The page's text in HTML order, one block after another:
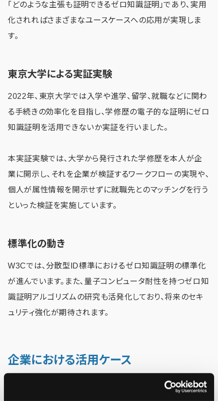
「どのような主張も証明できるゼロ知識証明」であり、実用
化されればさまざまなユースケースへの応用が実現しま
す。
東京大学による実証実験
2022年、東京大学では入学や進学、留学、就職などに関わ
る手続きの効率化を目指し、学修歴の電子的な証明にゼロ
知識証明を活用できないか実証を行いました。
本実証実験では、大学から発行された学修歴を本人が企
業に開示し、それを企業が検証するワークフローの実現や、
個人が属性情報を開示せずに就職先とのマッチングを行う
といった検証を実施しています。
標準化の動き
W3Cでは、分散型ID標準におけるゼロ知識証明の標準化
が進んでいます。また、量子コンピュータ耐性を持つゼロ知
識証明アルゴリズムの研究も活発化しており、将来のセキ
ュリティ強化が期待されます。
企業における活用ケース